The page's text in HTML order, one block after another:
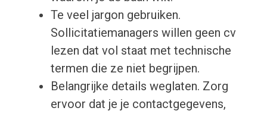
Te veel jargon gebruiken.
Sollicitatiemanagers willen geen cv
lezen dat vol staat met technische
termen die ze niet begrijpen.
Belangrijke details weglaten. Zorg
ervoor dat je je contactgegevens,